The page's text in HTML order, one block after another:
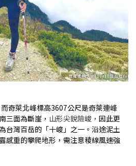
奇萊北峰標高3607公尺是奇萊連峰
三面為斷崖， 山形尖銳險峻， 因此更
台灣百岳的「十峻」之一。沿途泥土
感重的攀爬地形 ，需注意稜線風速強